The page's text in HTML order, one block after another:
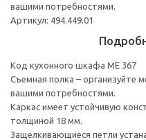
вашими потребностями.
Артикул: 494.449.01
Код кухонного шкафа ME 367
Съемная полка – организуйте
вашими потребностями.
Каркас имеет устойчивую
толщиной 18 мм.
Защелкивающиеся петли